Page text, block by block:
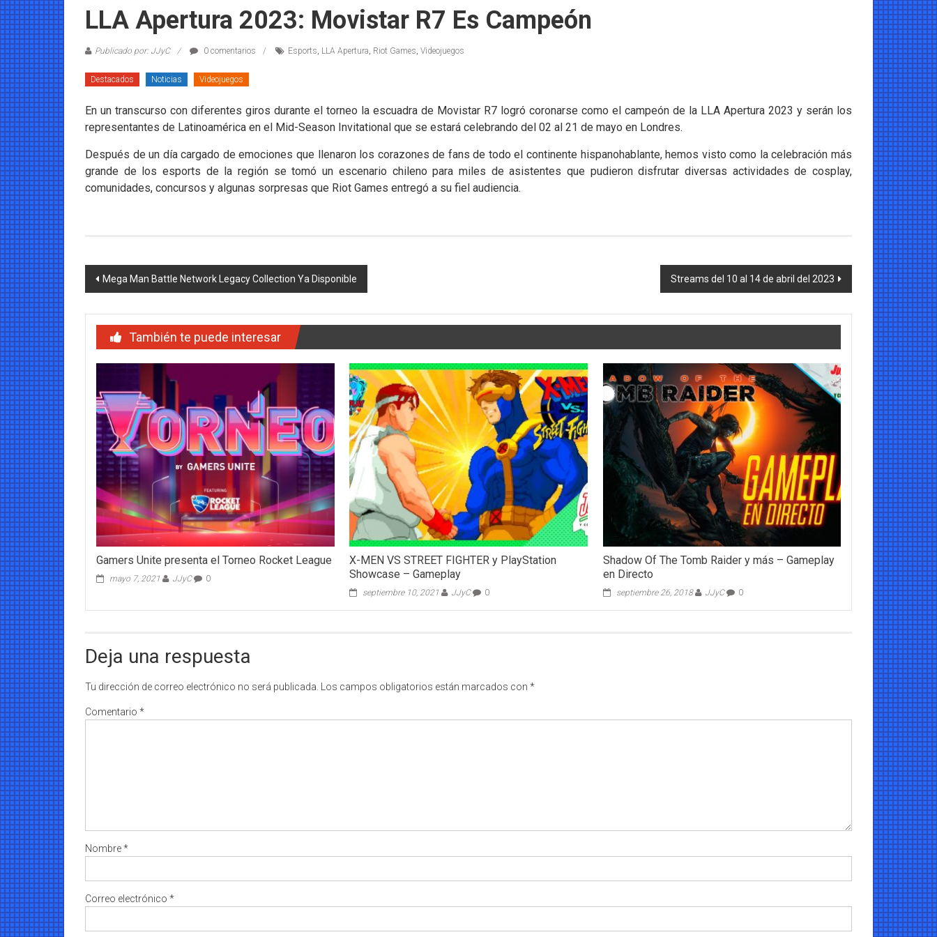
Coleccionables
y
entretenimiento
coleccionistas.
LLA Apertura 2023: Movistar R7 Es Campeón
Publicado por: JJyC 0 comentarios Esports, LLA Apertura, Riot Games, Videojuegos
Destacados Noticias Videojuegos
En un transcurso con diferentes giros durante el torneo la escuadra de Movistar R7 logró coronarse como el campeón de la LLA Apertura 2023 y serán los
representantes de Latinoamérica en el Mid-Season Invitational que se estará celebrando del 02 al 21 de mayo en Londres.
Después de un día cargado de emociones que llenaron los corazones de fans de todo el continente hispanohablante, hemos visto como la celebración más
grande de los esports de la región se tomó un escenario chileno para miles de asistentes que pudieron disfrutar diversas actividades de cosplay,
comunidades, concursos y algunas sorpresas que Riot Games entregó a su fiel audiencia.
Navegación
entradas
Mega Man Battle Network Legacy Collection Ya Disponible Streams del 10 al 14 de abril del 2023
También te puede interesar
Gamers Unite presenta el Torneo Rocket League
mayo 7, 2021 JJyC 0
X-MEN VS STREET FIGHTER y PlayStation
Showcase – Gameplay
septiembre 10, 2021 JJyC 0
Shadow Of The Tomb Raider y más – Gameplay
en Directo
septiembre 26, 2018 JJyC 0
Deja una respuesta
Tu dirección de correo electrónico no será publicada. Los campos obligatorios están marcados con *
Comentario *
Nombre*
Correo electrónico *